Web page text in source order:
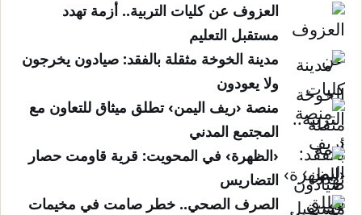
العزوف عن كليات التربية.. أزمة تهدد
مستقبل التعليم
مدينة الخوخة مثقلة بالفقد: صيادون يخرجون
ولا يعودون
منصة ‹ريف اليمن› تطلق ميثاق للتعاون مع
المجتمع المدني
‹الظهرة› في المحويت: قرية قاومت حصار
التضاريس
الصرف الصحي.. خطر صامت في مخيمات